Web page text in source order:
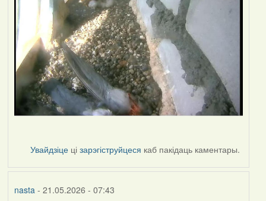
Увайдзіце цізарэгіструйцеся каб пакідаць каментары.
nasta- 21.05.2026 - 07:43